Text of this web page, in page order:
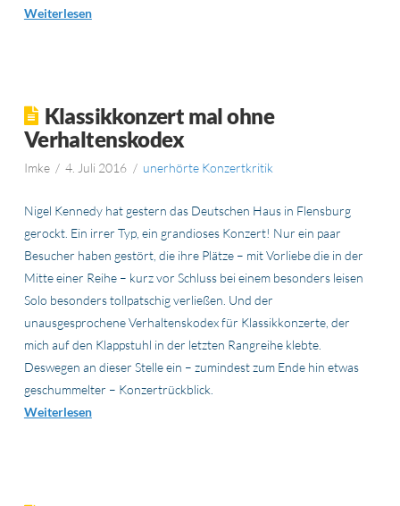
Weiterlesen
Klassikkonzert mal ohne
Verhaltenskodex
Imke 4. Juli 2016 unerhörte Konzertkritik
Nigel Kennedy hat gestern das Deutschen Haus in Flensburg
gerockt. Ein irrer Typ, ein grandioses Konzert! Nur ein paar
Besucher haben gestört, die ihre Plätze – mit Vorliebe die in der
Mitte einer Reihe – kurz vor Schluss bei einem besonders leisen
Solo besonders tollpatschig verließen. Und der
unausgesprochene Verhaltenskodex für Klassikkonzerte, der
mich auf den Klappstuhl in der letzten Rangreihe klebte.
Deswegen an dieser Stelle ein – zumindest zum Ende hin etwas
geschummelter – Konzertrückblick.
Weiterlesen